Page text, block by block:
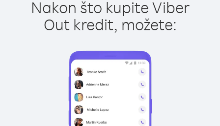
Nakon što kupite Viber
Out kredit, možete: